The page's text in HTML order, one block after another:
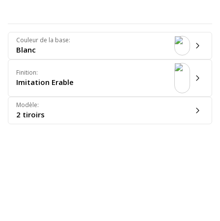
Couleur de la base:
Blanc
Finition:
Imitation Erable
Modèle:
2 tiroirs